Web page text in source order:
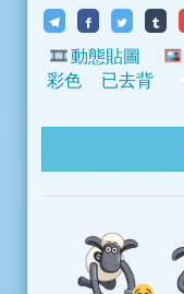
動態貼圖
彩色
已去背